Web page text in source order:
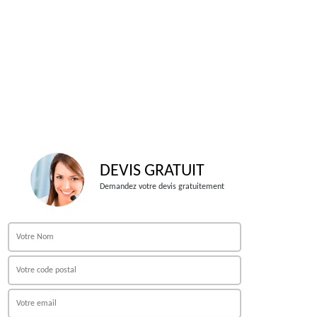
DEVIS GRATUIT
Demandez votre devis gratuitement